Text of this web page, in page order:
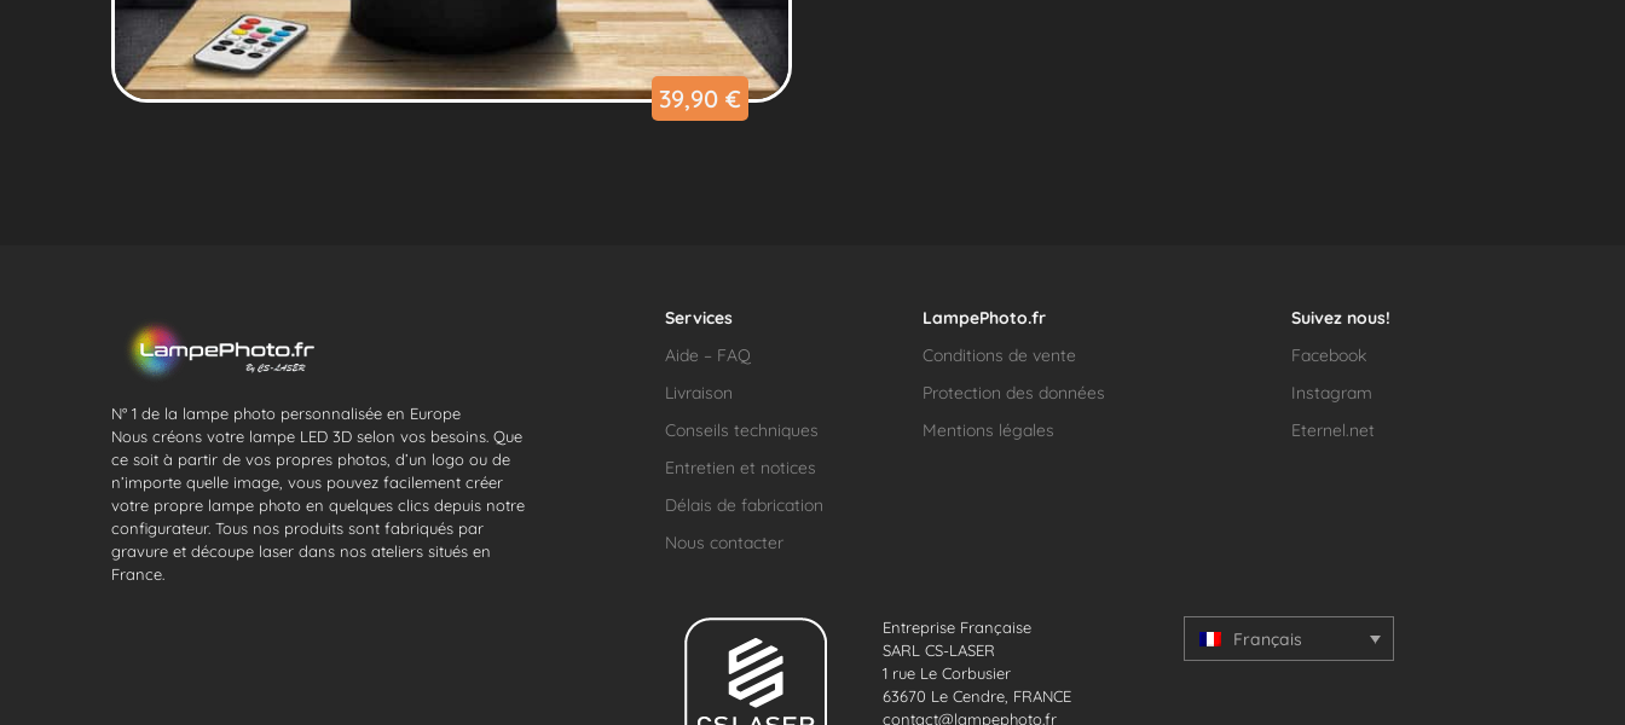
39,90 €
N° 1 de la lampe photo personnalisée en Europe
Nous créons votre lampe LED 3D selon vos besoins. Que
ce soit à partir de vos propres photos, d’un logo ou de
n’importe quelle image, vous pouvez facilement créer
votre propre lampe photo en quelques clics depuis notre
configurateur. Tous nos produits sont fabriqués par
gravure et découpe laser dans nos ateliers situés en
France.
Services
Aide – FAQ
Livraison
Conseils techniques
Entretien et notices
Délais de fabrication
Nous contacter
LampePhoto.fr
Conditions de vente
Protection des données
Mentions légales
Suivez nous!
Facebook
Instagram
Eternel.net
Entreprise Française
SARL CS-LASER
1 rue Le Corbusier
63670 Le Cendre, FRANCE
contact@lampephoto.fr
Français